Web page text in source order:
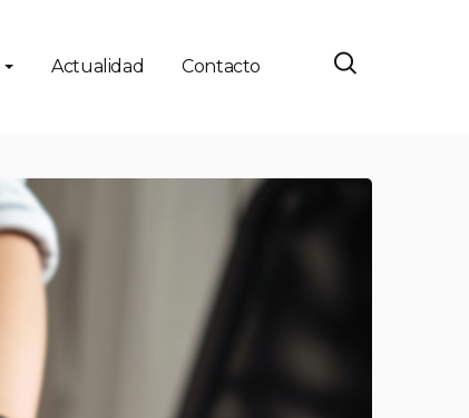
Actualidad Contacto